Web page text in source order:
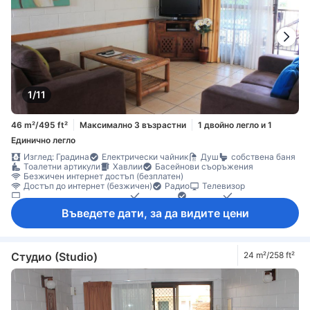
Индивидуална климатизация
Непушачи Пожарогасител
1/11
46 m²/495 ft² Максимално 3 възрастни
1 двойно легло и 1
Единично легло
Изглед: Градина
Електрически чайник Душ
собствена баня
Тоалетни артикули
Хавлии
Басейнови съоръжения
Безжичен интернет достъп (безплатен)
Достъп до интернет (безжичен)
Радио
Телевизор
Телевизор с плосък екран
Телефон Адаптор
Будилник
Спално бельо
Барбекю съоръжения
Безплатен чай
Напълно обзаведена кухня
Градински мебели
Кофи за боклук
Налични партерни етажи
Под с плочки/мрамор
Прозорец
Самостоятелна трапезария
Гардеробна
Стойка за дрехи
Съоръжения за гладене
Бебешко креватче (при запитване)
Детектор за дим
Въведете дати, за да видите цени
Студио (Studio) 24 m²/258 ft²